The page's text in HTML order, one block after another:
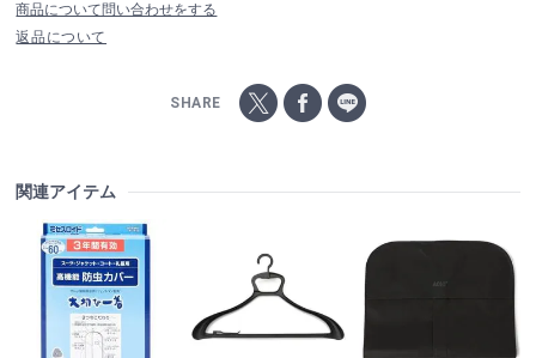
商品について問い合わせをする
返品について
SHARE
関連アイテム